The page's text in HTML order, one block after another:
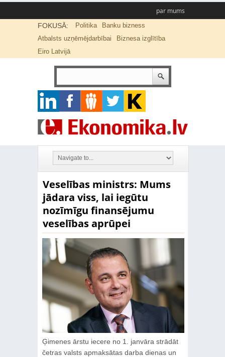
par mums
FOKUSĀ: Politika
Banku bizness
Atbalsts uzņēmējdarbībai
Biznesa izglītība
Eiro Latvijā
Veselības ministrs: Mums
jādara viss, lai iegūtu
nozīmīgu finansējumu
veselības aprūpei
Ģimenes ārstu iecere no 1. janvāra strādāt
četras valsts apmaksātas darba dienas un